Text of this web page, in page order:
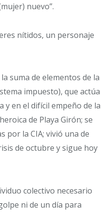
nuevo”.
nítidos, un personaje
suma de elementos de la
impuesto), que actúa
y en el difícil empeño de la
de Playa Girón; se
por la CIA; vivió una de
de octubre y sigue hoy
colectivo necesario
ni de un día para